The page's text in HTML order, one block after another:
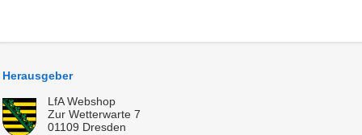
Herausgeber
LfA Webshop
Zur Wetterwarte 7
01109 Dresden